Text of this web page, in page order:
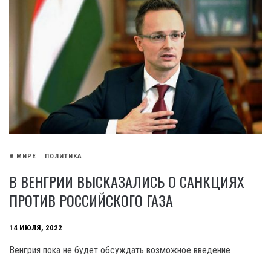
В МИРЕ ПОЛИТИКА
В ВЕНГРИИ ВЫСКАЗАЛИСЬ О САНКЦИЯХ
ПРОТИВ РОССИЙСКОГО ГАЗА
14 ИЮЛЯ, 2022
Венгрия пока не будет обсуждать возможное введение